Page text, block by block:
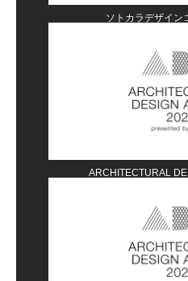
ソトカラデザイン
ARCHITECTURAL